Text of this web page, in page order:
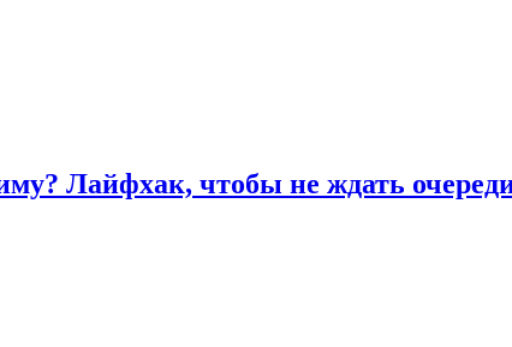
Лайфхак, чтобы не ждать